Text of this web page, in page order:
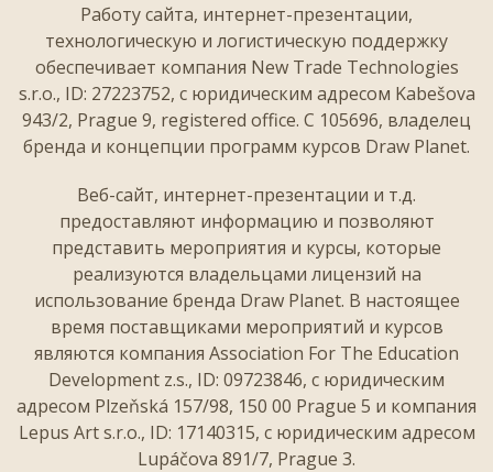
Работу сайта, интернет-презентации,
технологическую и логистическую поддержку
обеспечивает компания New Trade Technologies
s.r.o., ID: 27223752, с юридическим адресом Kabešova
943/2, Prague 9, registered office. C 105696, владелец
бренда и концепции программ курсов Draw Planet.
Веб-сайт, интернет-презентации и т.д.
предоставляют информацию и позволяют
представить мероприятия и курсы, которые
реализуются владельцами лицензий на
использование бренда Draw Planet. В настоящее
время поставщиками мероприятий и курсов
являются компания Association For The Education
Development z.s., ID: 09723846, с юридическим
адресом Plzeňská 157/98, 150 00 Prague 5 и компания
Lepus Art s.r.o., ID: 17140315, с юридическим адресом
Lupáčova 891/7, Prague 3.